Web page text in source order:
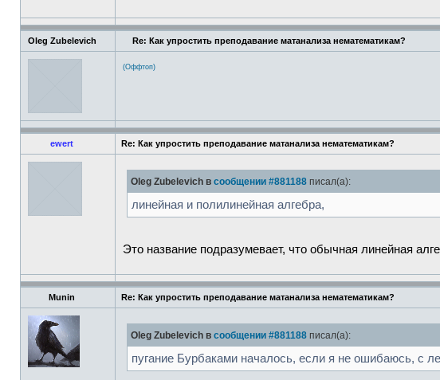
Oleg Zubelevich Re: Как упростить преподавание матанализа нематематикам?
(Оффтоп)
ewert Re: Как упростить преподавание матанализа нематематикам?
Oleg Zubelevich в сообщении #881188 писал(а):
линейная и полилинейная алгебра,
Это название подразумевает, что обычная линейная
Munin Re: Как упростить преподавание матанализа нематематикам?
Oleg Zubelevich в сообщении #881188 писал(а):
пугание Бурбаками началось, если я не ошибаюсь, с